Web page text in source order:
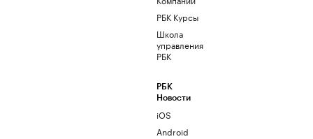
РБК Курсы
Школа
управления
РБК
РБК
Новости
iOS
Android